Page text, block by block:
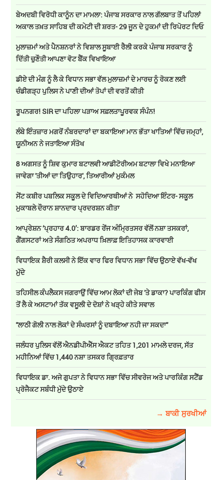
ਬੇਅਦਬੀ ਵਿਰੋਧੀ ਕਾਨੂੰਨ ਦਾ ਮਾਮਲਾ: ਪੰਜਾਬ ਸਰਕਾਰ ਨਾਲ ਗੱਲਬਾਤ ਤੋਂ ਪਹਿਲਾਂ
ਅਕਾਲ ਤਖ਼ਤ ਸਾਹਿਬ ਦੀ ਕਮੇਟੀ ਦੀ ਸ਼ਰਤ- 29 ਜੂਨ ਦੇ ਹੁਕਮਾਂ ਦੀ ਰਿਪੋਰਟ ਦਿਓ
ਮੁਲਾਜ਼ਮਾਂ ਅਤੇ ਪੈਨਸ਼ਨਰਾਂ ਨੇ ਵਿਸ਼ਾਲ ਸੂਬਾਈ ਰੈਲੀ ਕਰਕੇ ਪੰਜਾਬ ਸਰਕਾਰ ਨੂੰ
ਦਿੱਤੀ ਚੁਣੌਤੀ ਆਪਣਾ ਵੋਟ ਬੈਂਕ ਵਿਖਾਇਆ
ਡੀਏ ਦੀ ਮੰਗ ਨੂੰ ਲੈ ਕੇ ਵਿਧਾਨ ਸਭਾ ਵੱਲ ਮੁਲਾਜ਼ਮਾਂ ਦੇ ਮਾਰਚ ਨੂੰ ਰੋਕਣ ਲਈ
ਚੰਡੀਗੜ੍ਹ ਪੁਲਿਸ ਨੇ ਪਾਣੀ ਦੀਆਂ ਤੋਪਾਂ ਦੀ ਵਰਤੋਂ ਕੀਤੀ
ਰੂਪਨਗਰ! SIR ਦਾ ਪਹਿਲਾ ਪੜਾਅ ਸਫ਼ਲਤਾਪੂਰਵਕ ਸੰਪੰਨ!
ਲੰਬੇ ਇੰਤਜ਼ਾਰ ਮਗਰੋਂ ਨੰਬਰਦਾਰਾਂ ਦਾ ਬਕਾਇਆ ਮਾਨ ਭੱਤਾ ਖਾਤਿਆਂ ਵਿੱਚ ਜਮ੍ਹਾਂ,
ਯੂਨੀਅਨ ਨੇ ਜਤਾਇਆ ਸੰਤੋਖ
8 ਅਗਸਤ ਨੂੰ ਸ਼ਿਵ ਕੁਮਾਰ ਬਟਾਲਵੀ ਆਡੀਟੋਰੀਅਮ ਬਟਾਲਾ ਵਿਖੇ ਮਨਾਇਆ
ਜਾਵੇਗਾ 'ਤੀਆਂ ਦਾ ਤਿਉਹਾਰ', ਤਿਆਰੀਆਂ ਮੁਕੰਮਲ
ਸੇਂਟ ਕਬੀਰ ਪਬਲਿਕ ਸਕੂਲ ਦੇ ਵਿਦਿਆਰਥੀਆਂ ਨੇ ਸਹੋਦਿਆ ਇੰਟਰ- ਸਕੂਲ
ਮੁਕਾਬਲੇ ਦੌਰਾਨ ਸ਼ਾਨਦਾਰ ਪ੍ਰਦਰਸ਼ਨ ਕੀਤਾ
ਆਪ੍ਰੇਸ਼ਨ ‘ਪ੍ਰਹਾਰ 4.0’: ਬਾਰਡਰ ਰੇਂਜ ਅੰਮ੍ਰਿਤਸਰ ਵੱਲੋਂ ਨਸ਼ਾ ਤਸਕਰਾਂ,
ਗੈਂਗਸਟਰਾਂ ਅਤੇ ਸੰਗਠਿਤ ਅਪਰਾਧ ਖ਼ਿਲਾਫ਼ ਇਤਿਹਾਸਕ ਕਾਰਵਾਈ
ਵਿਧਾਇਕ ਸ਼ੈਰੀ ਕਲਸੀ ਨੇ ਇੱਕ ਵਾਰ ਫਿਰ ਵਿਧਾਨ ਸਭਾ ਵਿੱਚ ਉਠਾਏ ਵੱਖ-ਵੱਖ
ਮੁੱਦੇ
ਤਹਿਸੀਲ ਕੰਪਲੈਕਸ ਜਗਰਾਉਂ ਵਿੱਚ ਆਮ ਲੋਕਾਂ ਦੀ ਜੇਬ 'ਤੇ ਡਾਕਾ? ਪਾਰਕਿੰਗ ਫੀਸ
ਤੋਂ ਲੈ ਕੇ ਅਸਟਾਮਾਂ ਤੱਕ ਵਸੂਲੀ ਦੇ ਦੋਸ਼ਾਂ ਨੇ ਖੜ੍ਹੇ ਕੀਤੇ ਸਵਾਲ
''ਲਾਠੀ ਗੋਲੀ ਨਾਲ ਲੋਕਾਂ ਦੇ ਸੰਘਰਸਾਂ ਨੂੰ ਦਬਾਇਆ ਨਹੀ ਜਾ ਸਕਦਾ''
ਜਲੰਧਰ ਪੁਲਿਸ ਵੱਲੋਂ ਐਨਡੀਪੀਐੱਸ ਐਕਟ ਤਹਿਤ 1,201 ਮਾਮਲੇ ਦਰਜ, ਸੱਤ
ਮਹੀਨਿਆਂ ਵਿੱਚ 1,440 ਨਸ਼ਾ ਤਸਕਰ ਗ੍ਰਿਫ਼ਤਾਰ
ਵਿਧਾਇਕ ਡਾ. ਅਜੇ ਗੁਪਤਾ ਨੇ ਵਿਧਾਨ ਸਭਾ ਵਿੱਚ ਸੀਵਰੇਜ ਅਤੇ ਪਾਰਕਿੰਗ ਸਟੈਂਡ
ਪ੍ਰੋਜੈਕਟ ਸਬੰਧੀ ਮੁੱਦੇ ਉਠਾਏ
→ ਬਾਕੀ ਸੁਰਖੀਆਂ